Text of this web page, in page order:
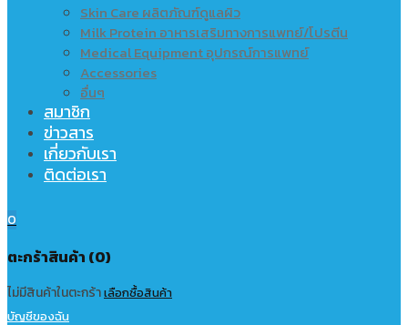
Skin Care ผลิตภัณฑ์ดูแลผิว
Milk Protein อาหารเสริมทางการแพทย์/โปรตีน
Medical Equipment อุปกรณ์การแพทย์
Accessories
อื่นๆ
สมาชิก
ข่าวสาร
เกี่ยวกับเรา
ติดต่อเรา
0
ตะกร้าสินค้า (0)
ไม่มีสินค้าในตะกร้าเลือกซื้อสินค้า
บัญชีของฉัน